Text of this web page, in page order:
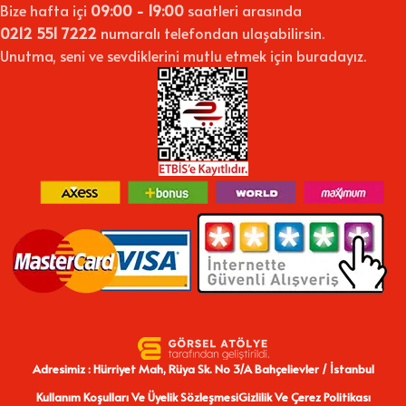
duvarlara karakter kazandırmak için ideal bir yoldur.
Manzara, soyut, çiçek, yazılı ya da figüratif modellerle tarzınıza
uygun tabloyu kolayca bulabilirsiniz.
Bize hafta içi 09:00 - 19:00 saatleri arasında
0212 551 7222 numaralı telefondan ulaşabilirsin.
Unutma, seni ve sevdiklerini mutlu etmek için buradayız.
Adresimiz : Hürriyet Mah, Rüya Sk. No 3/A Bahçelievler / İstanbul
Kullanım Koşulları Ve Üyelik SözleşmesiGizlilik Ve Çerez Politikası